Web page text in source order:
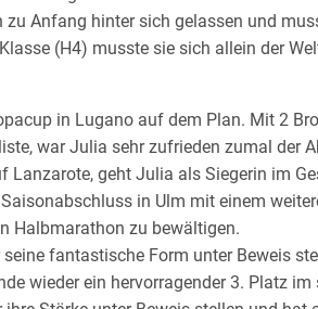
Anfang hinter sich gelassen und
(H4) musste sie sich allein der
in Lugano auf dem Plan. Mit 2
war Julia sehr zufrieden zumal der
Lanzarote, geht Julia als Siegerin im
in Ulm mit einem
Halbmarathon zu bewältigen.
fantastische Form unter Beweis
wieder ein hervorragender 3. Platz